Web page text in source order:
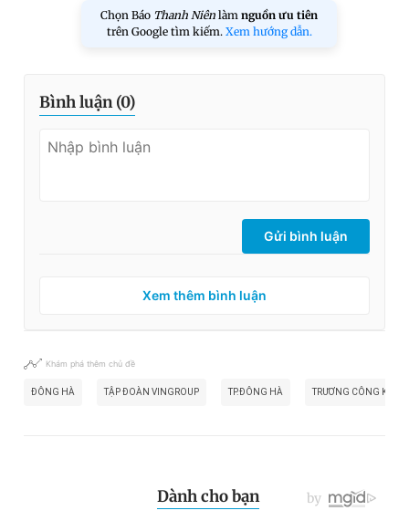
Chọn Báo Thanh Niên làm nguồn ưu tiên
trên Google tìm kiếm. Xem hướng dẫn.
Bình luận (0)
Gửi bình luận
Xem thêm bình luận
Khám phá thêm chủ đề
ĐÔNG HÀ TẬP ĐOÀN VINGROUP TP.ĐÔNG HÀ TRƯƠNG CÔNG KỈNH